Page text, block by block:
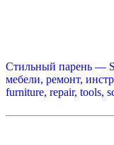
Стильный парень —
мебели, ремонт,
furniture, repair, tools,